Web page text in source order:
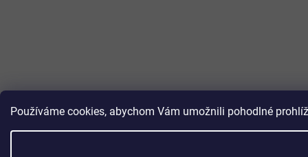
Používáme cookies, abychom Vám umožnili pohodlné